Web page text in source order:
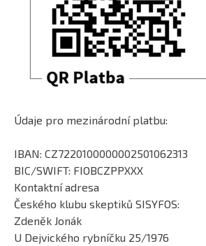
Údaje pro mezinárodní platbu:
IBAN: CZ7220100000002501062313
BIC/SWIFT: FIOBCZPPXXX
Kontaktní adresa
Českého klubu skeptiků SISYFOS:
Zdeněk Jonák
U Dejvického rybníčku 25/1976